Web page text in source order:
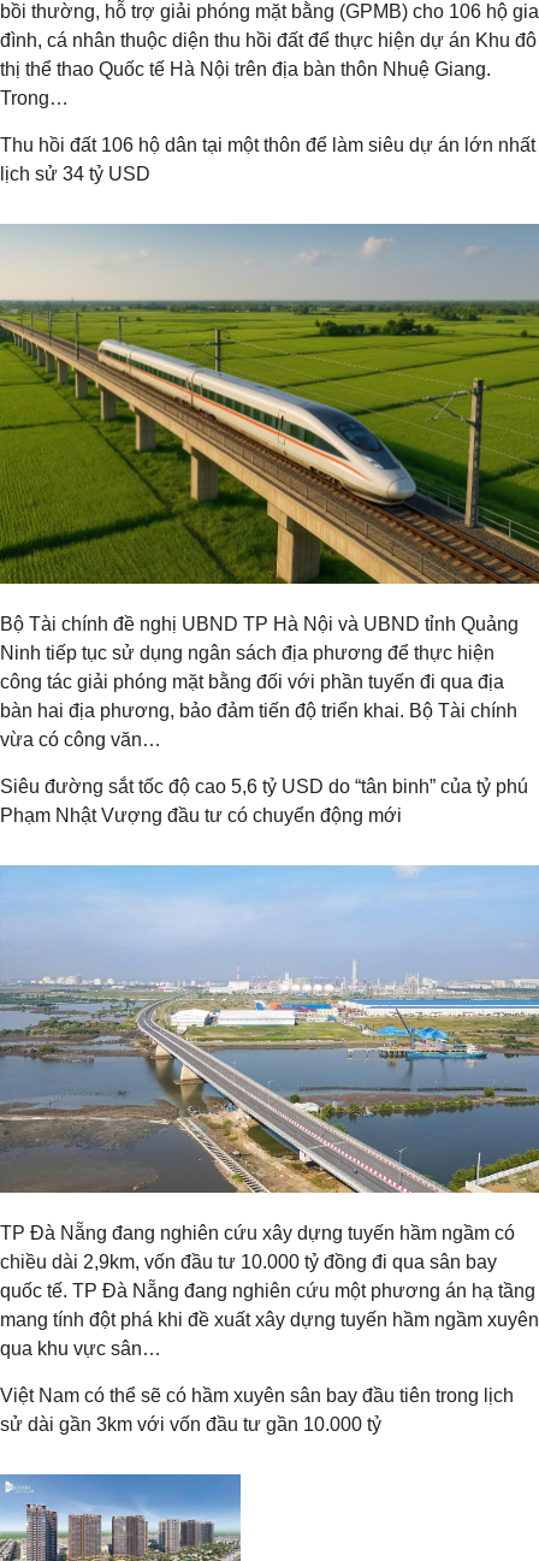
bồi thường, hỗ trợ giải phóng mặt bằng (GPMB) cho 106 hộ gia
đình, cá nhân thuộc diện thu hồi đất để thực hiện dự án Khu đô
thị thể thao Quốc tế Hà Nội trên địa bàn thôn Nhuệ Giang.
Trong…
Thu hồi đất 106 hộ dân tại một thôn để làm siêu dự án lớn nhất
lịch sử 34 tỷ USD
Bộ Tài chính đề nghị UBND TP Hà Nội và UBND tỉnh Quảng
Ninh tiếp tục sử dụng ngân sách địa phương để thực hiện
công tác giải phóng mặt bằng đối với phần tuyến đi qua địa
bàn hai địa phương, bảo đảm tiến độ triển khai. Bộ Tài chính
vừa có công văn…
Siêu đường sắt tốc độ cao 5,6 tỷ USD do “tân binh” của tỷ phú
Phạm Nhật Vượng đầu tư có chuyển động mới
TP Đà Nẵng đang nghiên cứu xây dựng tuyến hầm ngầm có
chiều dài 2,9km, vốn đầu tư 10.000 tỷ đồng đi qua sân bay
quốc tế. TP Đà Nẵng đang nghiên cứu một phương án hạ tầng
mang tính đột phá khi đề xuất xây dựng tuyến hầm ngầm xuyên
qua khu vực sân…
Việt Nam có thể sẽ có hầm xuyên sân bay đầu tiên trong lịch
sử dài gần 3km với vốn đầu tư gần 10.000 tỷ